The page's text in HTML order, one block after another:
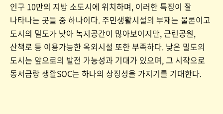
인구 10만의 지방 소도시에 위치하며, 이러한 특징이 잘
나타나는 곳들 중 하나이다. 주민생활시설의 부재는 물론이고
도시의 밀도가 낮아 녹지공간이 많아보이지만, 근린공원,
산책로 등 이용가능한 옥외시설 또한 부족하다. 낮은 밀도의
도시는 앞으로의 발전 가능성과 기대가 있으며, 그 시작으로
동서금랑 생활SOC는 하나의 상징성을 가지기를 기대한다.